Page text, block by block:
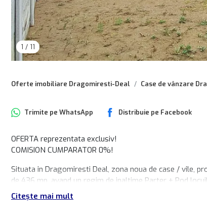
1 / 11
Oferte imobiliare Dragomiresti-Deal Case de vânzare
Trimite pe WhatsApp Distribuie pe Facebook
OFERTA reprezentata exclusiv!
COMISION CUMPARATOR 0%!
Situata in Dragomiresti Deal, zona noua de case / vile,
de 436 mp, avand un regim de inaltime Parter + Pod
Imobilul dispune de 100 mp utili + 85 mp pod locuibil
Citește mai mult